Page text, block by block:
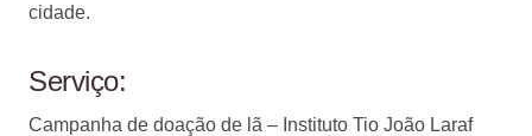
cidade.
Serviço:
Campanha de doação de lã – Instituto Tio João Laraf